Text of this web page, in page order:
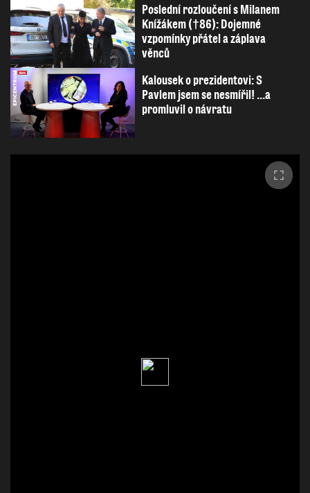
Poslední rozloučení s Milanem
Knížákem (†86): Dojemné
vzpomínky přátel a záplava
věnců
Kalousek o prezidentovi: S
Pavlem jsem se nesmířil! ...a
promluvil o návratu